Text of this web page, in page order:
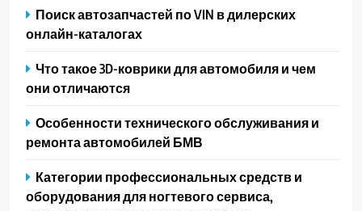
Поиск автозапчастей по VIN в дилерских
онлайн-каталогах
Что такое 3D-коврики для автомобиля и чем
они отличаются
Особенности технического обслуживания и
ремонта автомобилей БМВ
Категории профессиональных средств и
оборудования для ногтевого сервиса,